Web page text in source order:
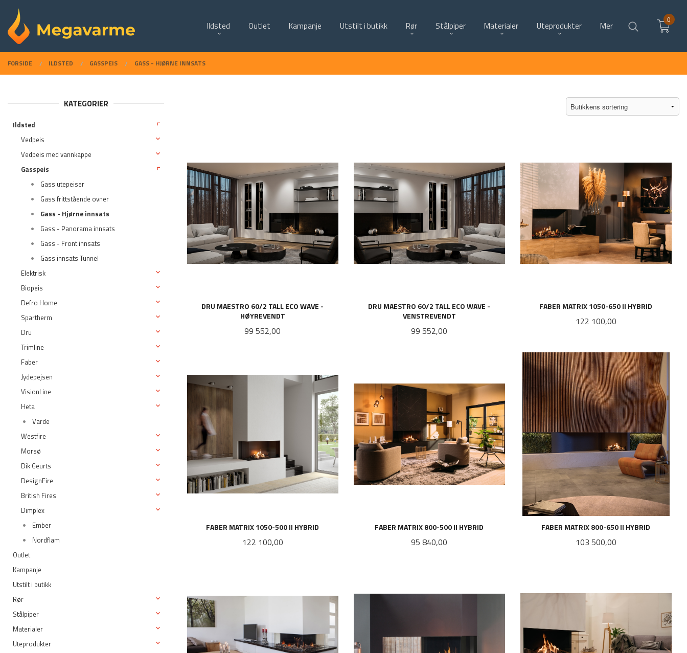
innholdet
PRODUKTER
Ildsted Outlet Kampanje Utstilt i butikk Rør Stålpiper Materialer Uteprodukter Mer
0
FORSIDE ILDSTED GASSPEIS GASS - HJØRNE INNSATS
DRU MAESTRO 60/2 TALL ECO WAVE -
HØYREVENDT
Pris
99 552,00
DRU MAESTRO 60/2 TALL ECO WAVE -
VENSTREVENDT
Pris
99 552,00
FABER MATRIX 1050-650 II HYBRID
Pris
122 100,00
LES MER
FABER MATRIX 1050-500 II HYBRID
Pris
122 100,00
FABER MATRIX 800-500 II HYBRID
Pris
95 840,00
FABER MATRIX 800-650 II HYBRID
Pris
103 500,00
KATEGORIER
Ildsted
Vedpeis
Vedpeis med vannkappe
Gasspeis
Gass utepeiser
Gass frittstående ovner
Gass - Hjørne innsats
Gass - Panorama innsats
Gass - Front innsats
Gass innsats Tunnel
Elektrisk
Biopeis
Defro Home
Spartherm
Dru
Trimline
Faber
Jydepejsen
VisionLine
Heta
Varde
Westfire
Morsø
Dik Geurts
DesignFire
British Fires
Dimplex
Ember
Nordflam
Outlet
Kampanje
Utstilt i butikk
Rør
Stålpiper
Materialer
Uteprodukter